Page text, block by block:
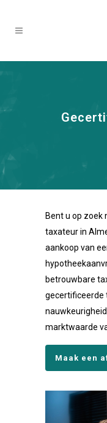
Bent u op zoek
taxateur in
aankoop van
betrouwbare
gecertificeerde
marktwaarde
Maak een